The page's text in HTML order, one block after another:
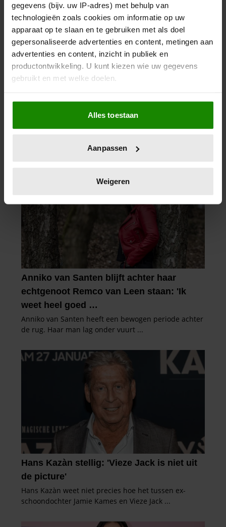
gegevens (bijv. uw IP-adres) met behulp van
technologieën zoals cookies om informatie op uw
apparaat op te slaan en te gebruiken met als doel
gepersonaliseerde advertenties en content, metingen aan
advertenties en content, inzicht in publiek en
productontwikkeling. U kunt kiezen wie uw gegevens
gebruikt en met welke doelen.
Als u het toestaat, willen we ook graag:
Informatie verzamelen over uw geografische
locatie, die tot een paar meter nauwkeurig kan zijn
scannen op specifieke eigenschappen (fingerprinting)
verwerkt en stel uw voorkeuren in het
intrekken in de Cookieverklaring.
We gebruiken cookies om content en advertenties te
personaliseren, om functies voor social media te bieden
en om ons websiteverkeer te analyseren. Ook delen we
informatie over uw gebruik van onze site met onze
partners voor social media, adverteren en analyse. Deze
partners kunnen deze gegevens combineren met andere
informatie die u aan ze heeft verstrekt of die ze hebben
verzameld op basis van uw gebruik van hun services. U
gaat akkoord met onze cookies als u onze website blijft
gebruiken.
Alles toestaan
Aanpassen
Weigeren